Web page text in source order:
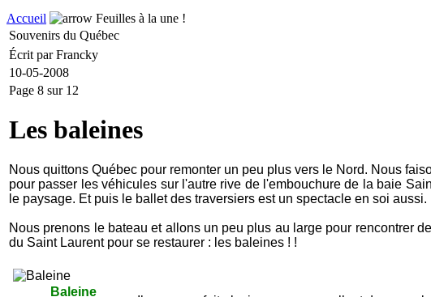
Accueil
Feuilles à la une !
Souvenirs du Québec
Écrit par Francky
10-05-2008
Page 8 sur 12
Les baleines
Nous quittons Québec pour remonter un peu plus vers le Nord. Nous
pour passer les véhicules sur l'autre rive de l'embouchure de la baie
le paysage. Et puis le ballet des traversiers est un spectacle en soi aussi.
Nous prenons le bateau et allons un peu plus au large pour rencontrer
du Saint Laurent pour se restaurer : les baleines ! !
Baleine